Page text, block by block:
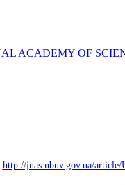
ACADEMY OF
http://jnas.nbuv.gov.ua/article/